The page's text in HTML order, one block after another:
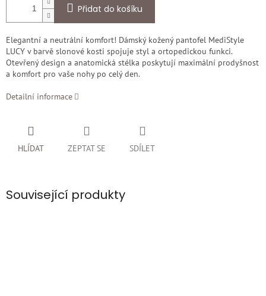
Přidat do košíku
Elegantní a neutrální komfort! Dámský kožený pantofel MediStyle
LUCY v barvě slonové kosti spojuje styl a ortopedickou funkci.
Otevřený design a anatomická stélka poskytují maximální prodyšnost
a komfort pro vaše nohy po celý den.
Detailní informace
ZEPTAT SE
HLÍDAT SDÍLET
Související produkty